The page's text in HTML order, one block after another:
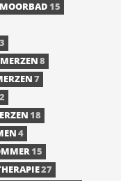
MOORBAD15
3
8
7
18
4
15
27